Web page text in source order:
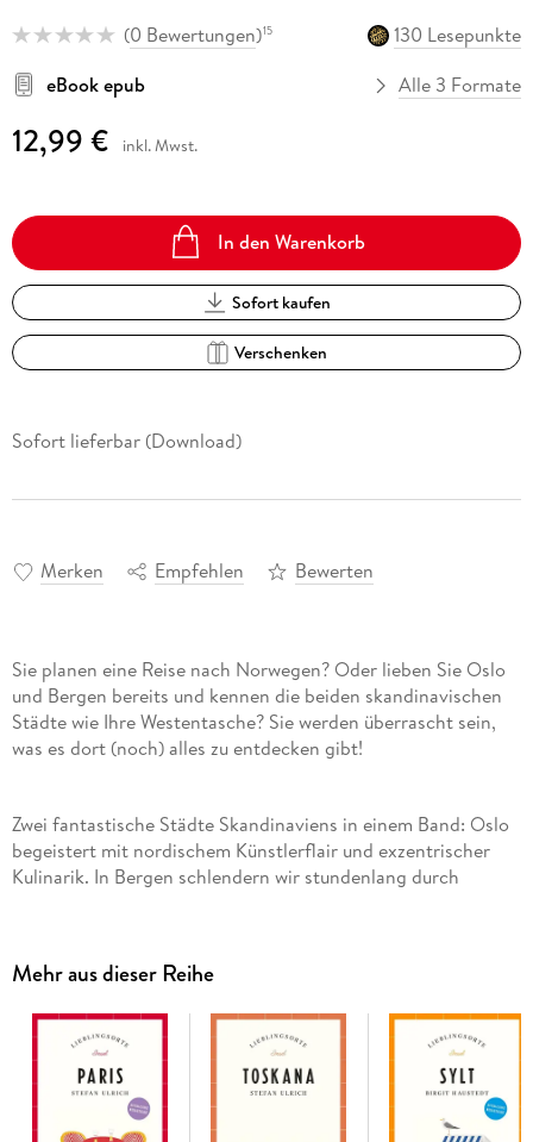
(0 Bewertungen)15
130 Lesepunkte
eBook epub
Alle 3 Formate
12,99 € inkl. Mwst.
In den Warenkorb
Sofort kaufen
Verschenken
Sofort lieferbar (Download)
Merken Empfehlen Bewerten
Sie planen eine Reise nach Norwegen? Oder lieben Sie Oslo
und Bergen bereits und kennen die beiden skandinavischen
Städte wie Ihre Westentasche? Sie werden überrascht sein,
was es dort (noch) alles zu entdecken gibt!
Zwei fantastische Städte Skandinaviens in einem Band: Oslo
begeistert mit nordischem Künstlerflair und exzentrischer
Kulinarik. In Bergen schlendern wir stundenlang durch
In Oslo starten Sie mit einem Morgenspaziergang durch den
Vigeland-Skulpturenpark und einem Besuch des Vigeland-
Museums in den Tag. Sein Namensgeber hat die gesamte
Anlage mit nackten Figuren bestückt - unter ihnen ein
Mehr aus dieser Reihe